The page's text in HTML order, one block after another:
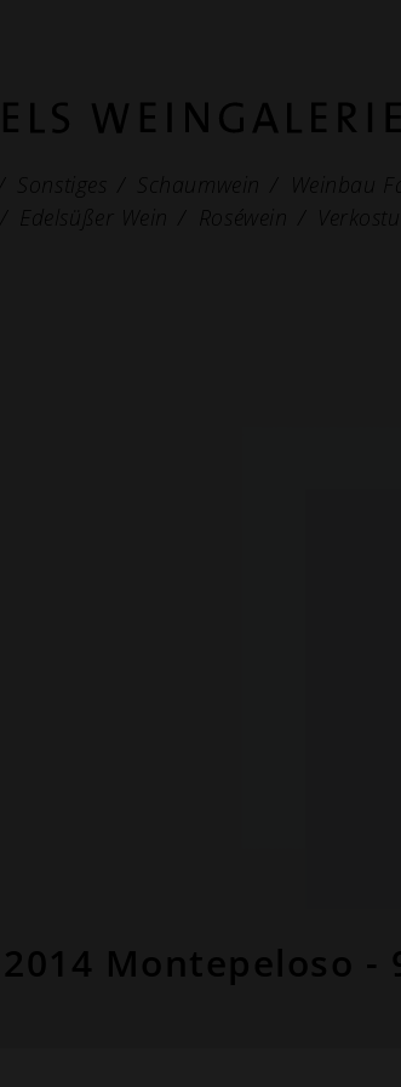
Sonstiges Schaumwein Weinbau
Edelsüßer Wein Roséwein
Montepeloso -